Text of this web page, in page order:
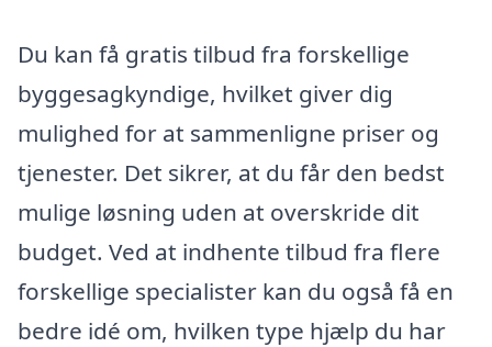
Du kan få gratis tilbud fra forskellige
byggesagkyndige, hvilket giver dig
mulighed for at sammenligne priser og
tjenester. Det sikrer, at du får den bedst
mulige løsning uden at overskride dit
budget. Ved at indhente tilbud fra flere
forskellige specialister kan du også få en
bedre idé om, hvilken type hjælp du har